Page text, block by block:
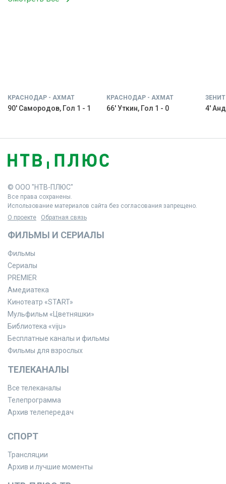
КРАСНОДАР - АХМАТ
90' Самородов, Гол 1 - 1
КРАСНОДАР - АХМАТ
66' Уткин, Гол 1 - 0 4'
© ООО "НТВ-ПЛЮС"
Все права сохранены.
Использование материалов сайта без согласования запрещено.
О проекте
Обратная связь
ФИЛЬМЫ И СЕРИАЛЫ
Фильмы
Сериалы
PREMIER
Амедиатека
Кинотеатр «START»
Мульфильм «Цветняшки»
Библиотека «viju»
Бесплатные каналы и фильмы
Фильмы для взрослых
ТЕЛЕКАНАЛЫ
Все телеканалы
Телепрограмма
Архив телепередач
СПОРТ
Трансляции
Архив и лучшие моменты